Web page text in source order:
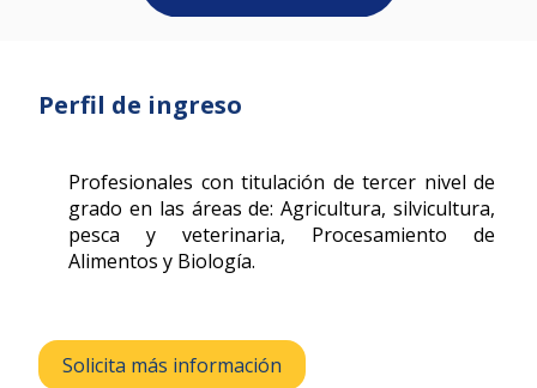
Perfil de ingreso
Profesionales con titulación de tercer nivel de
grado en las áreas de: Agricultura, silvicultura,
pesca y veterinaria, Procesamiento de
Alimentos y Biología.
Solicita más información